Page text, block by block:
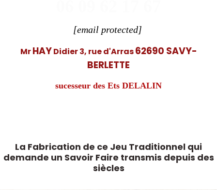
[email protected]
MrHAYDidier 3, rue d'Arras62690 SAVY-
BERLETTE
sucesseur des Ets DELALIN
La Fabrication de ce Jeu Traditionnel qui
demande un Savoir Faire transmis depuis des
siècles